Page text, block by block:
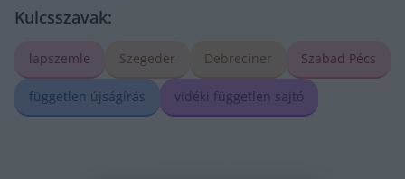
Kulcsszavak:
lapszemle Szegeder Debreciner Szabad Pécs
független újságírás vidéki független sajtó